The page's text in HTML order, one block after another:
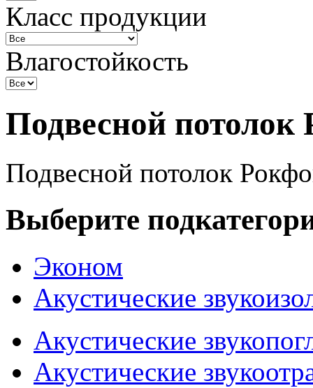
Класс продукции
Влагостойкость
Подвесной
Подвесной потолок
Выберите
Эконом
Акустические
Акустические
Акустические